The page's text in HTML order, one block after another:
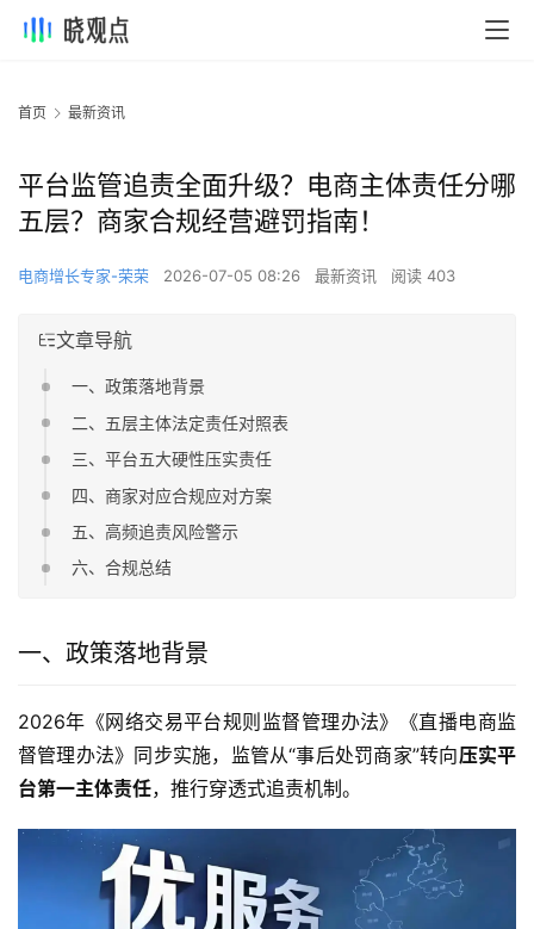
首页 最新资讯
平台监管追责全面升级？电商主体责任分哪
五层？商家合规经营避罚指南！
电商增长专家-荣荣 2026-07-05 08:26 最新资讯 阅读 403
文章导航
一、政策落地背景
二、五层主体法定责任对照表
三、平台五大硬性压实责任
四、商家对应合规应对方案
五、高频追责风险警示
六、合规总结
一、政策落地背景
2026年《网络交易平台规则监督管理办法》《直播电商监
督管理办法》同步实施，监管从“事后处罚商家”转向压实平
台第一主体责任，推行穿透式追责机制。